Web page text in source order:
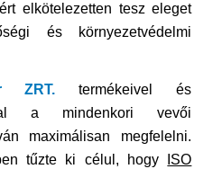
elkötelezetten tesz eleget
és környezetvédelmi
ZRT.termékeivel és
a mindenkori vevői
maximálisan megfelelni.
tűzte ki célul, hogy
ISO